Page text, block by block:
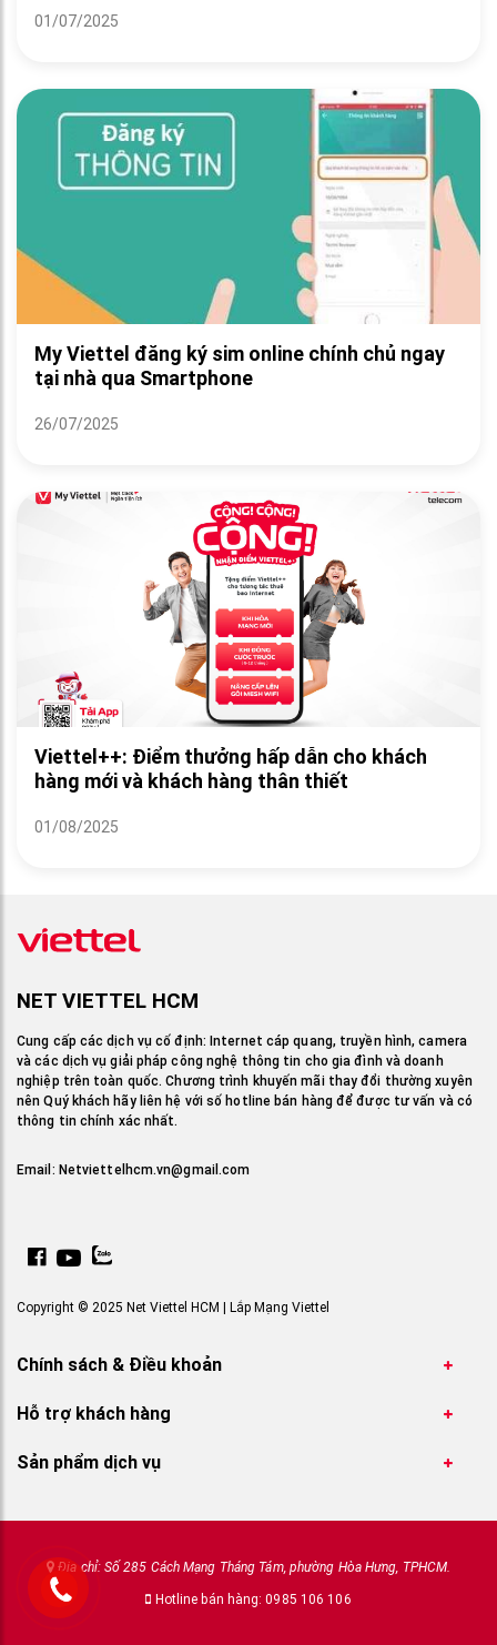
01/07/2025
My Viettel đăng ký sim online chính chủ ngay
tại nhà qua Smartphone
26/07/2025
Viettel++: Điểm thưởng hấp dẫn cho khách
hàng mới và khách hàng thân thiết
01/08/2025
NET VIETTEL HCM
Cung cấp các dịch vụ cố định: Internet cáp quang, truyền hình, camera
và các dịch vụ giải pháp công nghệ thông tin cho gia đình và doanh
nghiệp trên toàn quốc. Chương trình khuyến mãi thay đổi thường xuyên
nên Quý khách hãy liên hệ với số hotline bán hàng để được tư vấn và có
thông tin chính xác nhất.
Email: Netviettelhcm.vn@gmail.com
Copyright © 2025 Net Viettel HCM | Lắp Mạng Viettel
Chính sách & Điều khoản
Hỗ trợ khách hàng
Sản phẩm dịch vụ
Địa chỉ: Số 285 Cách Mạng Tháng Tám, phường Hòa Hưng, TPHCM.
Hotline bán hàng: 0985 106 106